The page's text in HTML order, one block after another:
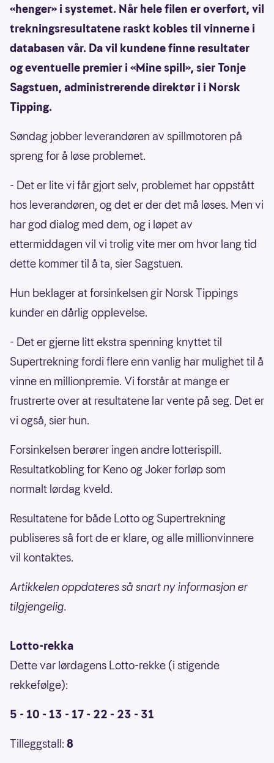
«henger» i systemet. Når hele filen er overført, vil
trekningsresultatene raskt kobles til vinnerne i
databasen vår. Da vil kundene finne resultater
og eventuelle premier i «Mine spill», sier Tonje
Sagstuen, administrerende direktør i i Norsk
Tipping.
Søndag jobber leverandøren av spillmotoren på
spreng for å løse problemet.
- Det er lite vi får gjort selv, problemet har oppstått
hos leverandøren, og det er der det må løses. Men vi
har god dialog med dem, og i løpet av
ettermiddagen vil vi trolig vite mer om hvor lang tid
dette kommer til å ta, sier Sagstuen.
Hun beklager at forsinkelsen gir Norsk Tippings
kunder en dårlig opplevelse.
- Det er gjerne litt ekstra spenning knyttet til
Supertrekning fordi flere enn vanlig har mulighet til å
vinne en millionpremie. Vi forstår at mange er
frustrerte over at resultatene lar vente på seg. Det er
vi også, sier hun.
Forsinkelsen berører ingen andre lotterispill.
Resultatkobling for Keno og Joker forløp som
normalt lørdag kveld.
Resultatene for både Lotto og Supertrekning
publiseres så fort de er klare, og alle millionvinnere
vil kontaktes.
Artikkelen oppdateres så snart ny informasjon er
tilgjengelig.
Lotto-rekka
Dette var lørdagens Lotto-rekke (i stigende
rekkefølge):
5 - 10 - 13 - 17 - 22 - 23 - 31
Tilleggstall: 8